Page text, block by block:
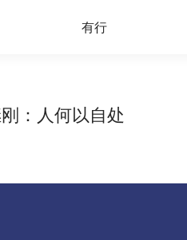
有行
：人何以自处